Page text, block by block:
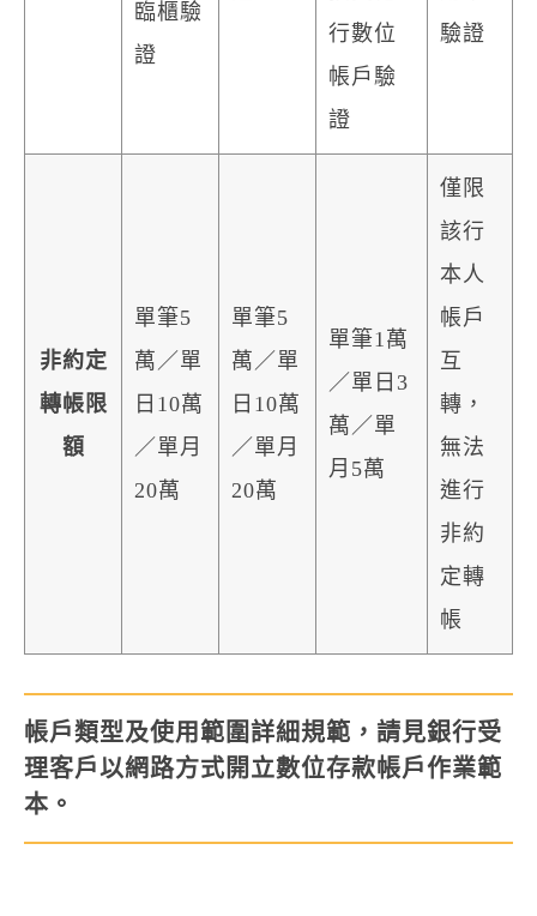
臨櫃驗
證
行數位
帳戶驗
證
驗證
非約定
轉帳限
額
單筆5
萬／單
日10萬
／單月
20萬
單筆5
萬／單
日10萬
／單月
20萬
單筆1萬
／單日3
萬／單
月5萬
僅限
該行
本人
帳戶
互
轉，
無法
進行
非約
定轉
帳
帳戶類型及使用範圍詳細規範，請見銀行受
理客戶以網路方式開立數位存款帳戶作業範
本 。